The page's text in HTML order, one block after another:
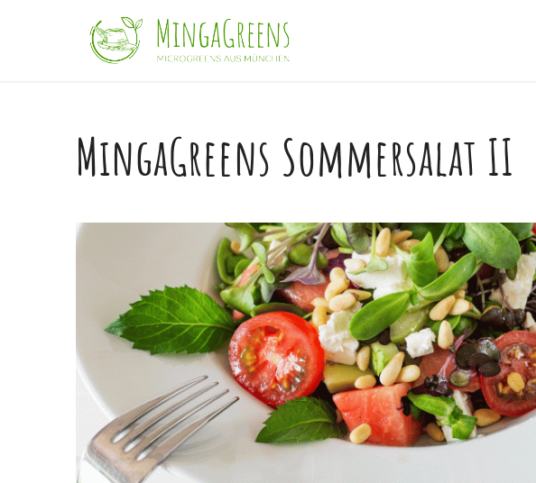
MingaGreens Sommersalat II